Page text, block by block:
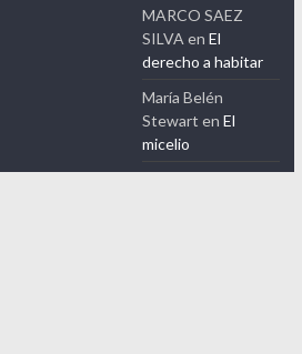
MARCO SAEZ
SILVA enEl
derecho a habitar
María Belén
Stewart enEl
micelio